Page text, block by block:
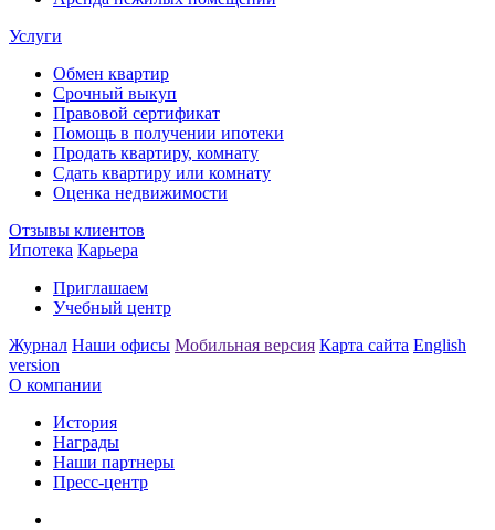
Услуги
Обмен квартир
Срочный выкуп
Правовой сертификат
Помощь в получении ипотеки
Продать квартиру, комнату
Сдать квартиру или комнату
Оценка недвижимости
Отзывы клиентов
Ипотека Карьера
Приглашаем
Учебный центр
Журнал Наши офисы Мобильная версия Карта сайта English
version
О компании
История
Награды
Наши партнеры
Пресс-центр